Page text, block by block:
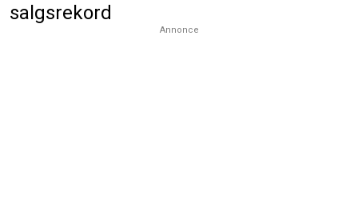
salgsrekord
Annonce